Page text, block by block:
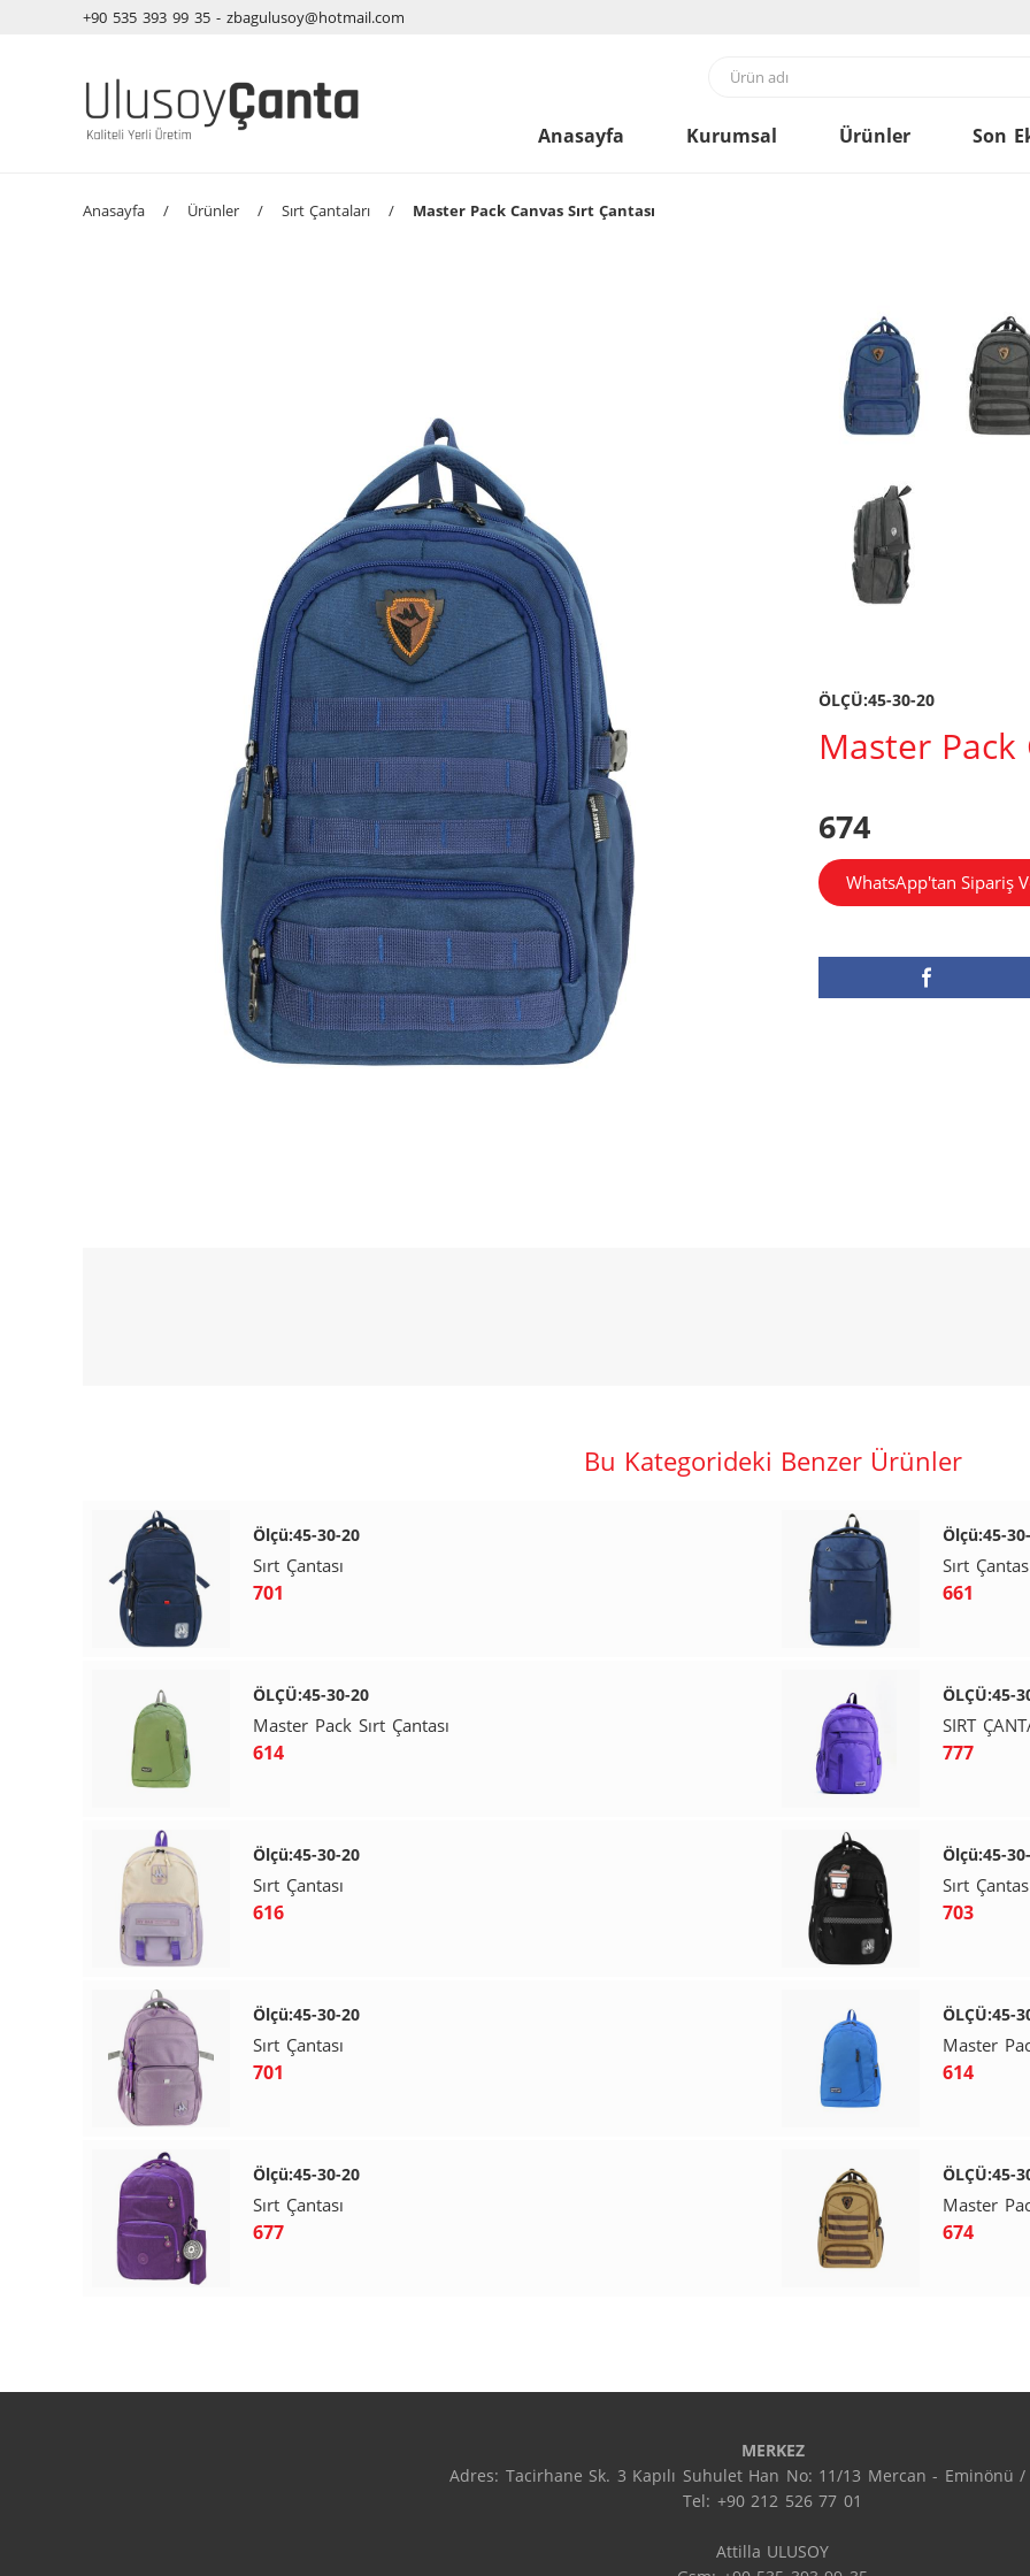
+90 535 393 99 35 - zbagulusoy@hotmail.com
Anasayfa Kurumsal Ürünler Son
Anasayfa / Ürünler / Sırt Çantaları / Master Pack Canvas Sırt Çantası
ÖLÇÜ:45-30-20
Master Pack
674
WhatsApp'tan Sipariş
Bu Kategorideki Benzer Ürünler
Ölçü:45-30-20
Sırt Çantası
701
Ölçü:45-
Sırt
661
ÖLÇÜ:45-30-20
Master Pack Sırt Çantası
614
ÖLÇÜ:45-
SIRT
777
Ölçü:45-30-20
Sırt Çantası
616
Ölçü:45-
Sırt
703
Ölçü:45-30-20
Sırt Çantası
701
ÖLÇÜ:45-
Master
614
Ölçü:45-30-20
Sırt Çantası
677
ÖLÇÜ:45-
Master
674
MERKEZ
Adres: Tacirhane Sk. 3 Kapılı Suhulet Han No: 11/13 Mercan - Eminönü
Tel: +90 212 526 77 01
Attilla ULUSOY